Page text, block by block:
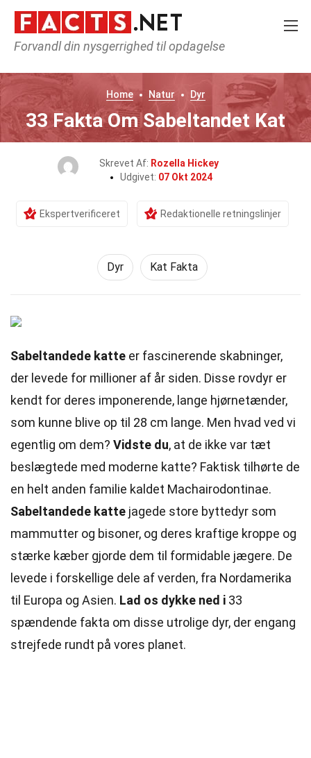
Forvandl din nysgerrighed til opdagelse
Home Natur Dyr
33 Fakta Om Sabeltandet Kat
Skrevet Af: Rozella Hickey
Udgivet: 07 Okt 2024
Ekspertverificeret Redaktionelle retningslinjer
Dyr Kat Fakta
Sabeltandede katte er fascinerende skabninger,
der levede for millioner af år siden. Disse rovdyr er
kendt for deres imponerende, lange hjørnetænder,
som kunne blive op til 28 cm lange. Men hvad ved vi
egentlig om dem? Vidste du, at de ikke var tæt
beslægtede med moderne katte? Faktisk tilhørte de
en helt anden familie kaldet Machairodontinae.
Sabeltandede katte jagede store byttedyr som
mammutter og bisoner, og deres kraftige kroppe og
stærke kæber gjorde dem til formidable jægere. De
levede i forskellige dele af verden, fra Nordamerika
til Europa og Asien. Lad os dykke ned i 33
spændende fakta om disse utrolige dyr, der engang
strejfede rundt på vores planet.